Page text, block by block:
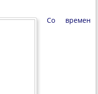
Со времен